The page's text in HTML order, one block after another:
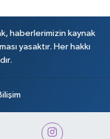
haberlerimizin kaynak
yasaktır. Her hakkı